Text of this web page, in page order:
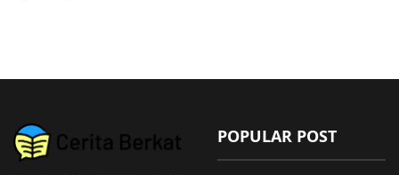
POPULAR POST